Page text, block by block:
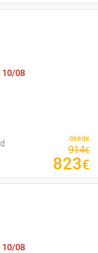
10/08
desde
914€
823€
10/08